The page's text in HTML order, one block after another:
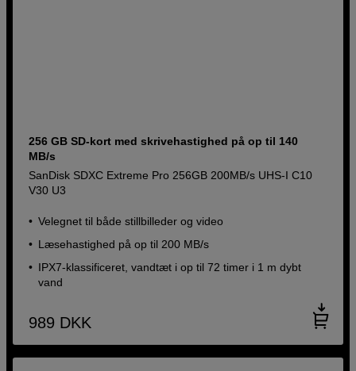
256 GB SD-kort med skrivehastighed på op til 140
MB/s
SanDisk SDXC Extreme Pro 256GB 200MB/s UHS-I C10
V30 U3
Velegnet til både stillbilleder og video
Læsehastighed på op til 200 MB/s
IPX7-klassificeret, vandtæt i op til 72 timer i 1 m dybt
vand
989 DKK